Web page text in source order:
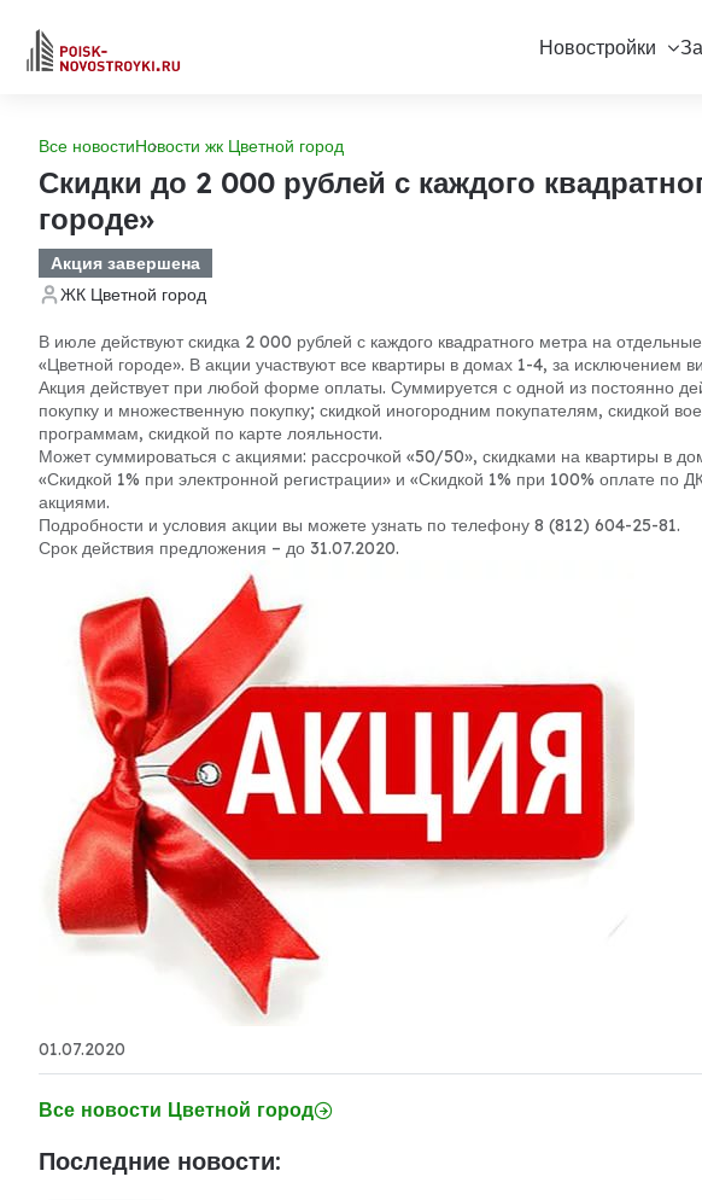
Новостройки
Все новостиНовости жк Цветной город
Скидки до 2 000 рублей с каждого
городе»
Акция завершена
ЖК Цветной город
В июле действуют скидка 2 000 рублей с каждого квадратного метра на
«Цветной городе». В акции участвуют все квартиры в домах 1-4, за исключением
Акция действует при любой форме оплаты. Суммируется с одной из постоянно
покупку и множественную покупку; скидкой иногородним покупателям, скидкой
программам, скидкой по карте лояльности.
Может суммироваться с акциями: рассрочкой «50/50», скидками на квартиры в
«Скидкой 1% при электронной регистрации» и «Скидкой 1% при 100% оплате по
акциями.
Подробности и условия акции вы можете узнать по телефону 8 (812) 604-25-81.
Срок действия предложения – до 31.07.2020.
01.07.2020
Все новости Цветной город
Последние новости: